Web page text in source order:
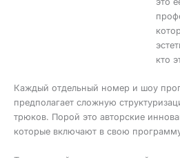
кто
Каждый отдельный номер и шоу
предполагает сложную
трюков. Порой это авторские
которые включают в свою